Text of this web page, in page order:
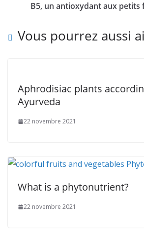
B5, un antioxydant aux
Vous pourrez aussi
Aphrodisiac plants
Ayurveda
22 novembre 2021
What is a phytonutrient?
22 novembre 2021